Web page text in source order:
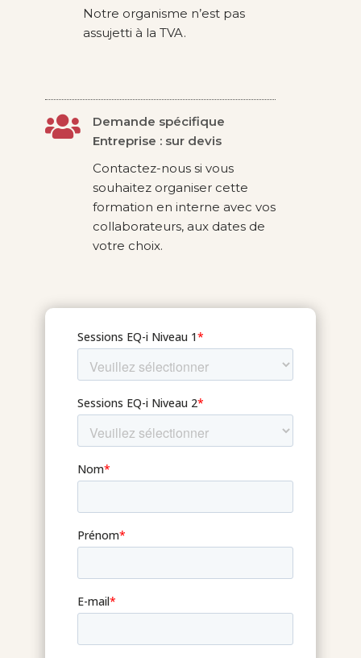
Notre organisme n’est pas
assujetti à la TVA.

Demande spécifique
Entreprise : sur devis
Contactez-nous si vous
souhaitez organiser cette
formation en interne avec vos
collaborateurs, aux dates de
votre choix.